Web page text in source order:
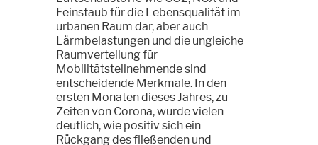
Feinstaub für die Lebensqualität im
urbanen Raum dar, aber auch
Lärmbelastungen und die ungleiche
Raumverteilung für
Mobilitätsteilnehmende sind
entscheidende Merkmale. In den
ersten Monaten dieses Jahres, zu
Zeiten von Corona, wurde vielen
deutlich, wie positiv sich ein
Rückgang des fließenden und